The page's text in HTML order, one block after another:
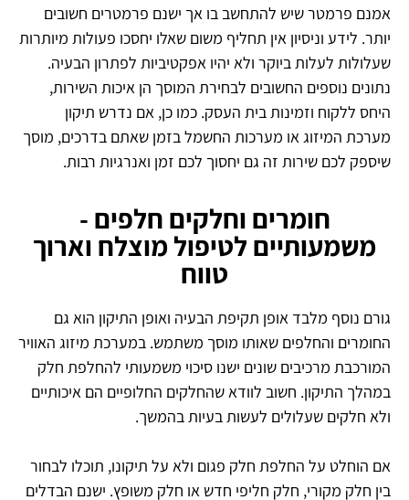
אמנם פרמטר שיש להתחשב בו אך ישנם פרמטרים חשובים
יותר. לידע וניסיון אין תחליף משום שאלו יחסכו פעולות מיותרות
שעלולות לעלות ביוקר ולא יהיו אפקטיביות לפתרון הבעיה.
נתונים נוספים החשובים לבחירת המוסך הן איכות השירות,
היחס ללקוח וזמינות בית העסק. כמו כן, אם נדרש תיקון
מערכת המיזוג או מערכות החשמל בזמן שאתם בדרכים, מוסך
שיספק לכם שירות זה גם יחסוך לכם זמן ואנרגיות רבות.
חומרים וחלקים חלפים -
משמעותיים לטיפול מוצלח וארוך
טווח
גורם נוסף מלבד אופן תקיפת הבעיה ואופן התיקון הוא גם
החומרים והחלפים שאותו מוסך משתמש. במערכת מיזוג האוויר
המורכבת מרכיבים שונים ישנו סיכוי משמעותי להחלפת חלק
במהלך התיקון. חשוב לוודא שהחלקים החלופיים הם איכותיים
ולא חלקים שעלולים לעשות בעיות בהמשך.
אם הוחלט על החלפת חלק פגום ולא על תיקונו, תוכלו לבחור
בין חלק מקורי, חלק חליפי חדש או חלק משופץ. ישנם הבדלים